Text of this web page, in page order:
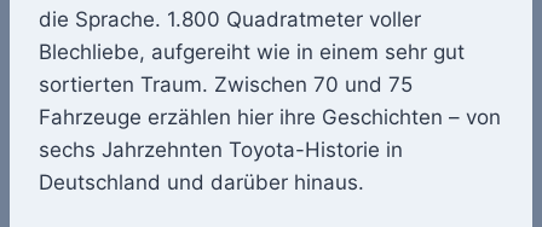
die Sprache. 1.800 Quadratmeter voller
Blechliebe, aufgereiht wie in einem sehr gut
sortierten Traum. Zwischen 70 und 75
Fahrzeuge erzählen hier ihre Geschichten – von
sechs Jahrzehnten Toyota-Historie in
Deutschland und darüber hinaus.